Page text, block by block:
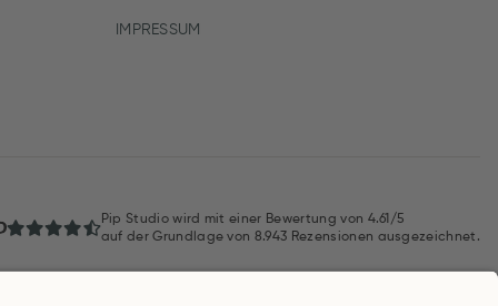
IMPRESSUM
Pip Studio wird mit einer Bewertung von 4.61/5
auf der Grundlage von 8.943 Rezensionen ausgezeichnet.